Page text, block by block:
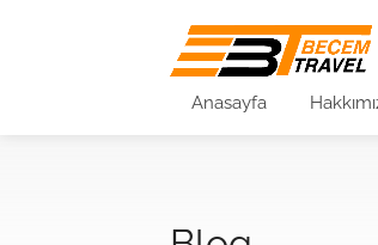
Anasayfa